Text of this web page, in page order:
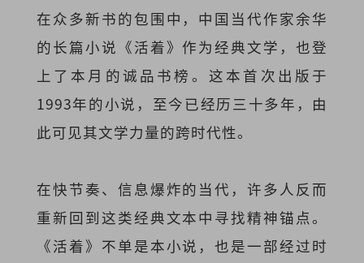
在众多新书的包围中，中国当代作家余华
的长篇小说《活着》作为经典文学，也登
上了本月的诚品书榜。这本首次出版于
1993年的小说，至今已经历三十多年，由
此可见其文学力量的跨时代性。
在快节奏、信息爆炸的当代，许多人反而
重新回到这类经典文本中寻找精神锚点。
《活着》不单是本小说，也是一部经过时